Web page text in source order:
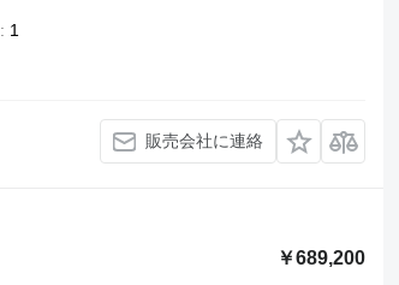
1
販売会社に連絡
￥689,200